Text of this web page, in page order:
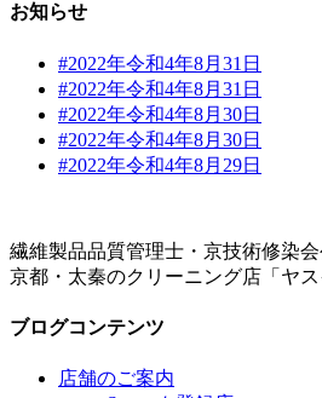
お知らせ
#2022年令和4年8月31日
#2022年令和4年8月31日
#2022年令和4年8月30日
#2022年令和4年8月30日
#2022年令和4年8月29日
繊維製品品質管理士・京技術修染
京都・太秦のクリーニング店「ヤス
ブログコンテンツ
店舗のご案内